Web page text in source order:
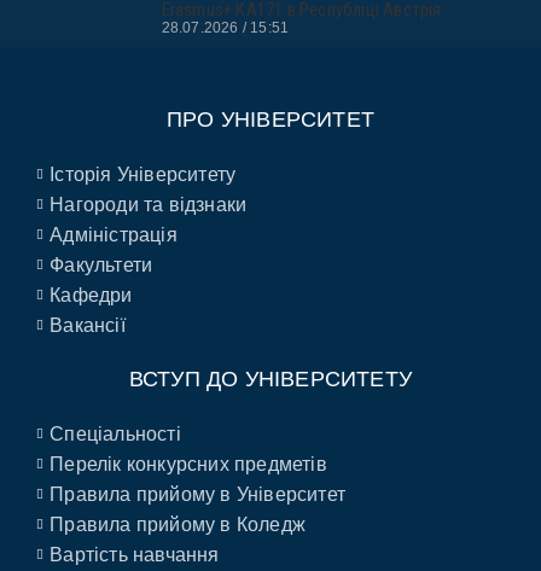
Erasmus+ KA171 в Республіці Австрія
28.07.2026 15:51
ПРО УНІВЕРСИТЕТ
Історія Університету
Нагороди та відзнаки
Адміністрація
Факультети
Кафедри
Вакансії
ВСТУП ДО УНІВЕРСИТЕТУ
Спеціальності
Перелік конкурсних предметів
Правила прийому в Університет
Правила прийому в Коледж
Вартість навчання